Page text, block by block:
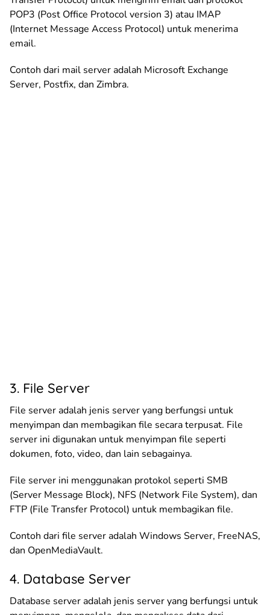
POP3 (Post Office Protocol version 3) atau IMAP
(Internet Message Access Protocol) untuk menerima
email.
Contoh dari mail server adalah Microsoft Exchange
Server, Postfix, dan Zimbra.
3. File Server
File server adalah jenis server yang berfungsi untuk
menyimpan dan membagikan file secara terpusat. File
server ini digunakan untuk menyimpan file seperti
dokumen, foto, video, dan lain sebagainya.
File server ini menggunakan protokol seperti SMB
(Server Message Block), NFS (Network File System), dan
FTP (File Transfer Protocol) untuk membagikan file.
Contoh dari file server adalah Windows Server, FreeNAS,
dan OpenMediaVault.
4. Database Server
Database server adalah jenis server yang berfungsi untuk